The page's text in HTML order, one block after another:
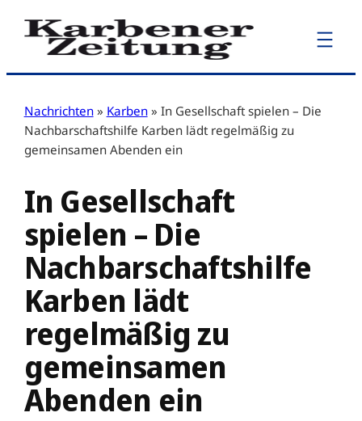
Zum
Inhalt
Nachrichten » Karben » In Gesellschaft spielen – Die
Nachbarschaftshilfe Karben lädt regelmäßig zu
gemeinsamen Abenden ein
In Gesellschaft
spielen – Die
Nachbarschaftshilfe
Karben lädt
regelmäßig zu
gemeinsamen
Abenden ein